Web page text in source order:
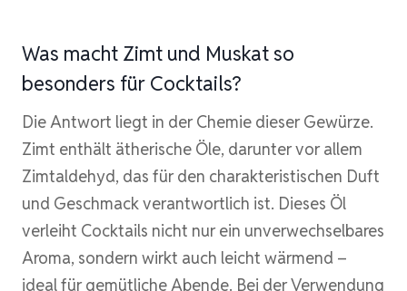
Was macht Zimt und Muskat so
besonders für Cocktails?
Die Antwort liegt in der Chemie dieser Gewürze.
Zimt enthält ätherische Öle, darunter vor allem
Zimtaldehyd, das für den charakteristischen Duft
und Geschmack verantwortlich ist. Dieses Öl
verleiht Cocktails nicht nur ein unverwechselbares
Aroma, sondern wirkt auch leicht wärmend –
ideal für gemütliche Abende. Bei der Verwendung